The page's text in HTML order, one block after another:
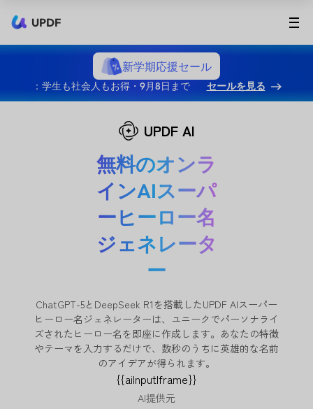
UPDF
新学期応援セール
：学生も社会人もお得・9月8日まで セールを見る
UPDF AI
無料のオンラ
インAIスーパ
ーヒーロー名
ジェネレータ
ー
ChatGPT-5とDeepSeek R1を搭載したUPDF AIスーパー
ヒーロー名ジェネレーターは、ユニークでパーソナライ
ズされたヒーロー名を即座に作成します。あなたの特徴
やテーマを入力するだけで、数秒のうちに英雄的な名前
のアイデアが得られます。
{{aiInputIframe}}